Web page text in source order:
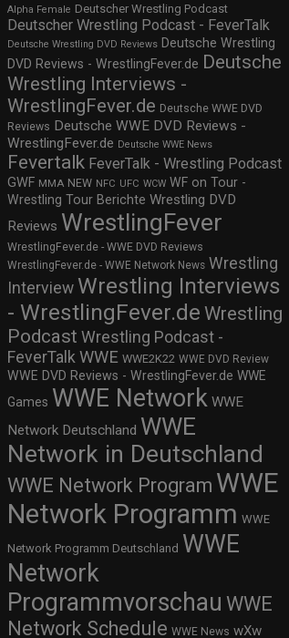
Alpha Female Deutscher Wrestling Podcast
Deutscher Wrestling Podcast - FeverTalk
Deutsche Wrestling DVD Reviews Deutsche Wrestling
DVD Reviews - WrestlingFever.de Deutsche
Wrestling Interviews -
WrestlingFever.de Deutsche WWE DVD
Reviews Deutsche WWE DVD Reviews -
WrestlingFever.de Deutsche WWE News
Fevertalk FeverTalk - Wrestling Podcast
GWF MMA NEW NFC UFC WCW WF on Tour -
Wrestling Tour Berichte Wrestling DVD
Reviews WrestlingFever
WrestlingFever.de - WWE DVD Reviews
WrestlingFever.de - WWE Network News Wrestling
Interview Wrestling Interviews
- WrestlingFever.de Wrestling
Podcast Wrestling Podcast -
FeverTalk WWE WWE2K22 WWE DVD Review
WWE DVD Reviews - WrestlingFever.de WWE
Games WWE Network WWE
Network Deutschland WWE
Network in Deutschland
WWE Network Program WWE
Network Programm WWE
Network Programm Deutschland WWE
Network
Programmvorschau WWE
Network Schedule WWE News wXw